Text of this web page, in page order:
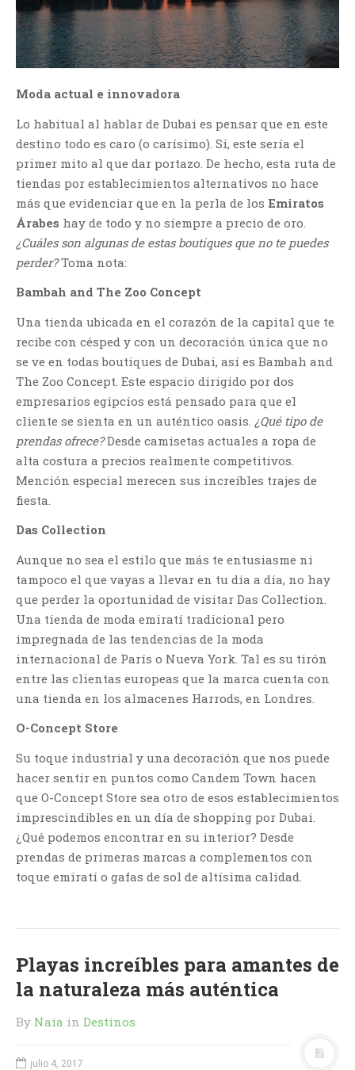
Moda actual e innovadora
Lo habitual al hablar de Dubai es pensar que en este
destino todo es caro (o carísimo). Sí, este sería el
primer mito al que dar portazo. De hecho, esta ruta de
tiendas por establecimientos alternativos no hace
más que evidenciar que en la perla de los Emiratos
Árabes hay de todo y no siempre a precio de oro.
¿Cuáles son algunas de estas boutiques que no te puedes
perder?Toma nota:
Bambah and The Zoo Concept
Una tienda ubicada en el corazón de la capital que te
recibe con césped y con un decoración única que no
se ve en todas boutiques de Dubai, así es Bambah and
The Zoo Concept. Este espacio dirigido por dos
empresarios egipcios está pensado para que el
cliente se sienta en un auténtico oasis. ¿Qué tipo de
prendas ofrece?Desde camisetas actuales a ropa de
alta costura a precios realmente competitivos.
Mención especial merecen sus increíbles trajes de
fiesta.
Das Collection
Aunque no sea el estilo que más te entusiasme ni
tampoco el que vayas a llevar en tu día a día, no hay
que perder la oportunidad de visitar Das Collection.
Una tienda de moda emiratí tradicional pero
impregnada de las tendencias de la moda
internacional de París o Nueva York. Tal es su tirón
entre las clientas europeas que la marca cuenta con
una tienda en los almacenes Harrods, en Londres.
O-Concept Store
Su toque industrial y una decoración que nos puede
hacer sentir en puntos como Candem Town hacen
que O-Concept Store sea otro de esos establecimientos
imprescindibles en un día de shopping por Dubai.
¿Qué podemos encontrar en su interior? Desde
prendas de primeras marcas a complementos con
toque emiratí o gafas de sol de altísima calidad.
Playas increíbles para amantes de
la naturaleza más auténtica
By Naia in Destinos
julio 4, 2017